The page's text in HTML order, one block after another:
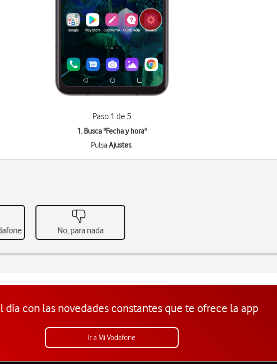
Paso 1 de 5
1. Busca "Fecha y hora"
PulsaAjustes.
No, para nada
día con las novedades constantes que te ofrece la app
Ir a Mi Vodafone